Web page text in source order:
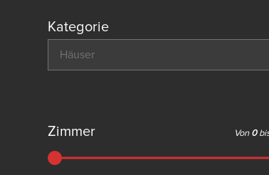
Kategorie
Häuser
Zimmer Von 0